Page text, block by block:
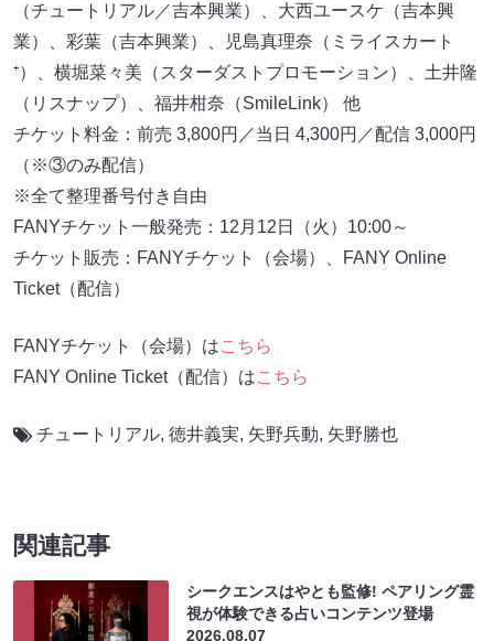
（チュートリアル／吉本興業）、大西ユースケ（吉本興
業）、彩葉（吉本興業）、児島真理奈（ミライスカート
⁺）、横堀菜々美（スターダストプロモーション）、土井隆
（リスナップ）、福井柑奈（SmileLink） 他
チケット料金：前売 3,800円／当日 4,300円／配信 3,000円
（※③のみ配信）
※全て整理番号付き自由
FANYチケット一般発売：12月12日（火）10:00～
チケット販売：FANYチケット（会場）、FANY Online
Ticket（配信）
FANYチケット（会場）はこちら
FANY Online Ticket（配信）はこちら
チュートリアル, 徳井義実, ⽮野兵動, 矢野勝也
関連記事
シークエンスはやとも監修! ペアリング霊
視が体験できる占いコンテンツ登場
2026.08.07